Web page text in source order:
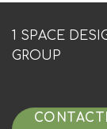
1 SPACE
GROUP